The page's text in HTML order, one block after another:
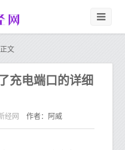
正文
充电端口的详细
经网 作者：阿威